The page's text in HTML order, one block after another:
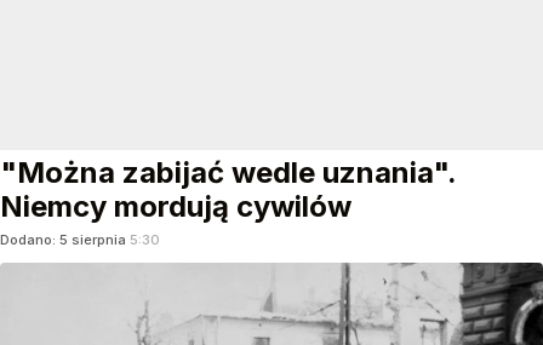
"Można zabijać wedle uznania".
Niemcy mordują cywilów
Dodano: 5 sierpnia 5:30